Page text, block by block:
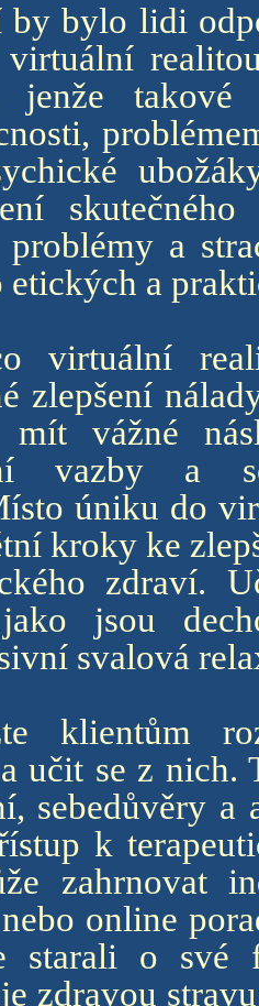
by bylo lidi
jenže
problémy a
etických a
virtuální
zlepšení
mít vážné
vazby a
úniku do
kroky ke
zdraví.
jsou
svalová
klientům
učit se z nich.
sebedůvěry a
k
zahrnovat
online
starali o své
zdravou